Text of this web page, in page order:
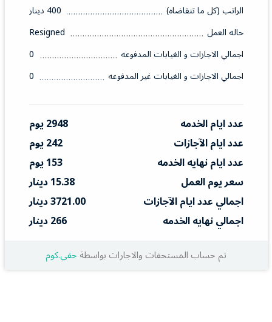
الراتب (كل ما تتقاضاه)
400 دينار
حاله العمل
Resigned
اجمالي الاجازات و الغيابات المدفوعه
0
اجمالي الاجازات و الغيابات غير المدفوعه
0
عدد ايام الخدمه
2948 يوم
عدد ايام الآجازات
242 يوم
عدد ايام نهايه الخدمه
153 يوم
سعر يوم العمل
15.38 دينار
اجمالي عدد ايام الآجازات
3721.00 دينار
اجمالي نهايه الخدمه
266 دينار
تم حساب المستحقات والاجارات بواسطةحقي.كوم